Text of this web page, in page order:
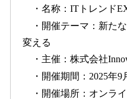
・名称：ITトレンド
・開催テーマ：新た
変える
・主催：株式会社
・開催期間：2025年9
・開催場所：オンラ